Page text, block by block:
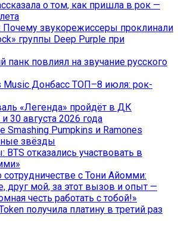
о том, как пришла в рок —
Почему звукорежиссеры проклинали
группы Deep Purple при
панк повлиял на звучание русского
Music Донбасс ТОП–8 июля: рок-
«Легенда» пройдёт в ДК
30 августа 2026 года
Smashing Pumpkins и Ramones
звёзды
отказались участвовать в
с Тони Айомми:
друг мой, за этот вызов и опыт —
честь работать с тобой!»
получила платину в третий раз